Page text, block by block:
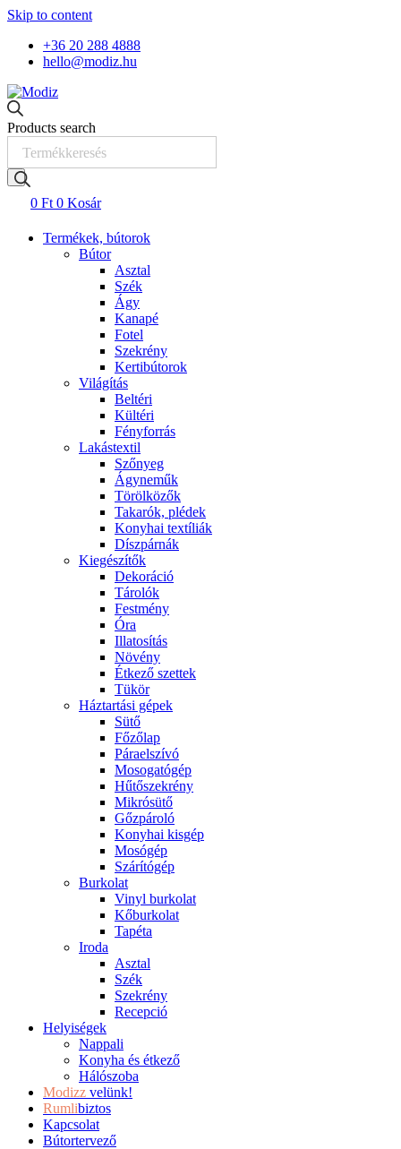
Skip to content
+36 20 288 4888
hello@modiz.hu
Products search
0 Ft 0 Kosár
Termékek, bútorok
Bútor
Asztal
Szék
Ágy
Kanapé
Fotel
Szekrény
Kertibútorok
Világítás
Beltéri
Kültéri
Fényforrás
Lakástextil
Szőnyeg
Ágyneműk
Törölközők
Takarók, plédek
Konyhai textíliák
Díszpárnák
Kiegészítők
Dekoráció
Tárolók
Festmény
Óra
Illatosítás
Növény
Étkező szettek
Tükör
Háztartási gépek
Sütő
Főzőlap
Páraelszívó
Mosogatógép
Hűtőszekrény
Mikrósütő
Gőzpároló
Konyhai kisgép
Mosógép
Szárítógép
Burkolat
Vinyl burkolat
Kőburkolat
Tapéta
Iroda
Asztal
Szék
Szekrény
Recepció
Helyiségek
Nappali
Konyha és étkező
Hálószoba
Modizz velünk!
Rumlibiztos
Kapcsolat
Bútortervező